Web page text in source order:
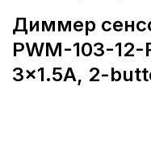
Диммер
PWM-103-12-
3x1.5A, 2-